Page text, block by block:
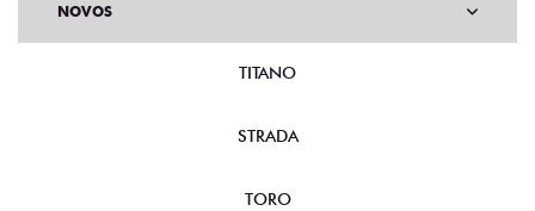
NOVOS
TITANO
STRADA
TORO